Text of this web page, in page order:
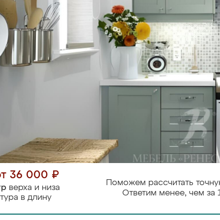
36 000 ₽
верха и низа
в длину
Поможем рассчитать
Ответим менее, чем за